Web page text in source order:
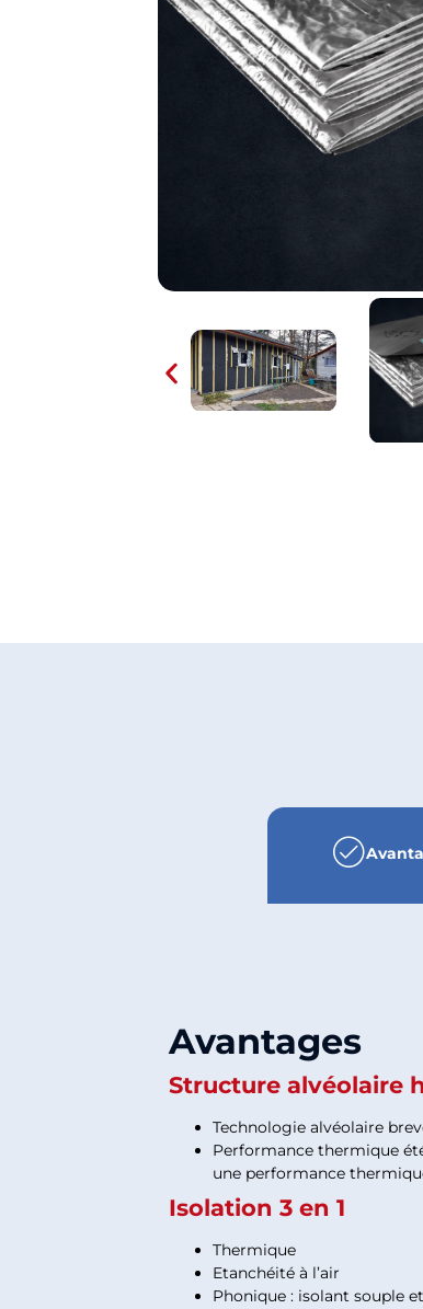
Avantages
Structure alvéolaire
Technologie alvéolaire
Performance thermique
une performance
Isolation 3 en 1
Thermique
Etanchéité à l’air
Phonique : isolant souple